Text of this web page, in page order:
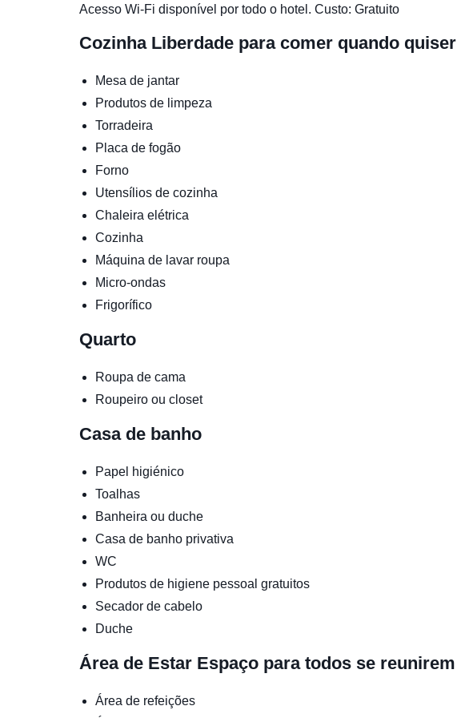
Acesso Wi-Fi disponível por todo o hotel. Custo: Gratuito
Cozinha Liberdade para comer quando quiser
Mesa de jantar
Produtos de limpeza
Torradeira
Placa de fogão
Forno
Utensílios de cozinha
Chaleira elétrica
Cozinha
Máquina de lavar roupa
Micro-ondas
Frigorífico
Quarto
Roupa de cama
Roupeiro ou closet
Casa de banho
Papel higiénico
Toalhas
Banheira ou duche
Casa de banho privativa
WC
Produtos de higiene pessoal gratuitos
Secador de cabelo
Duche
Área de Estar Espaço para todos se reunirem
Área de refeições